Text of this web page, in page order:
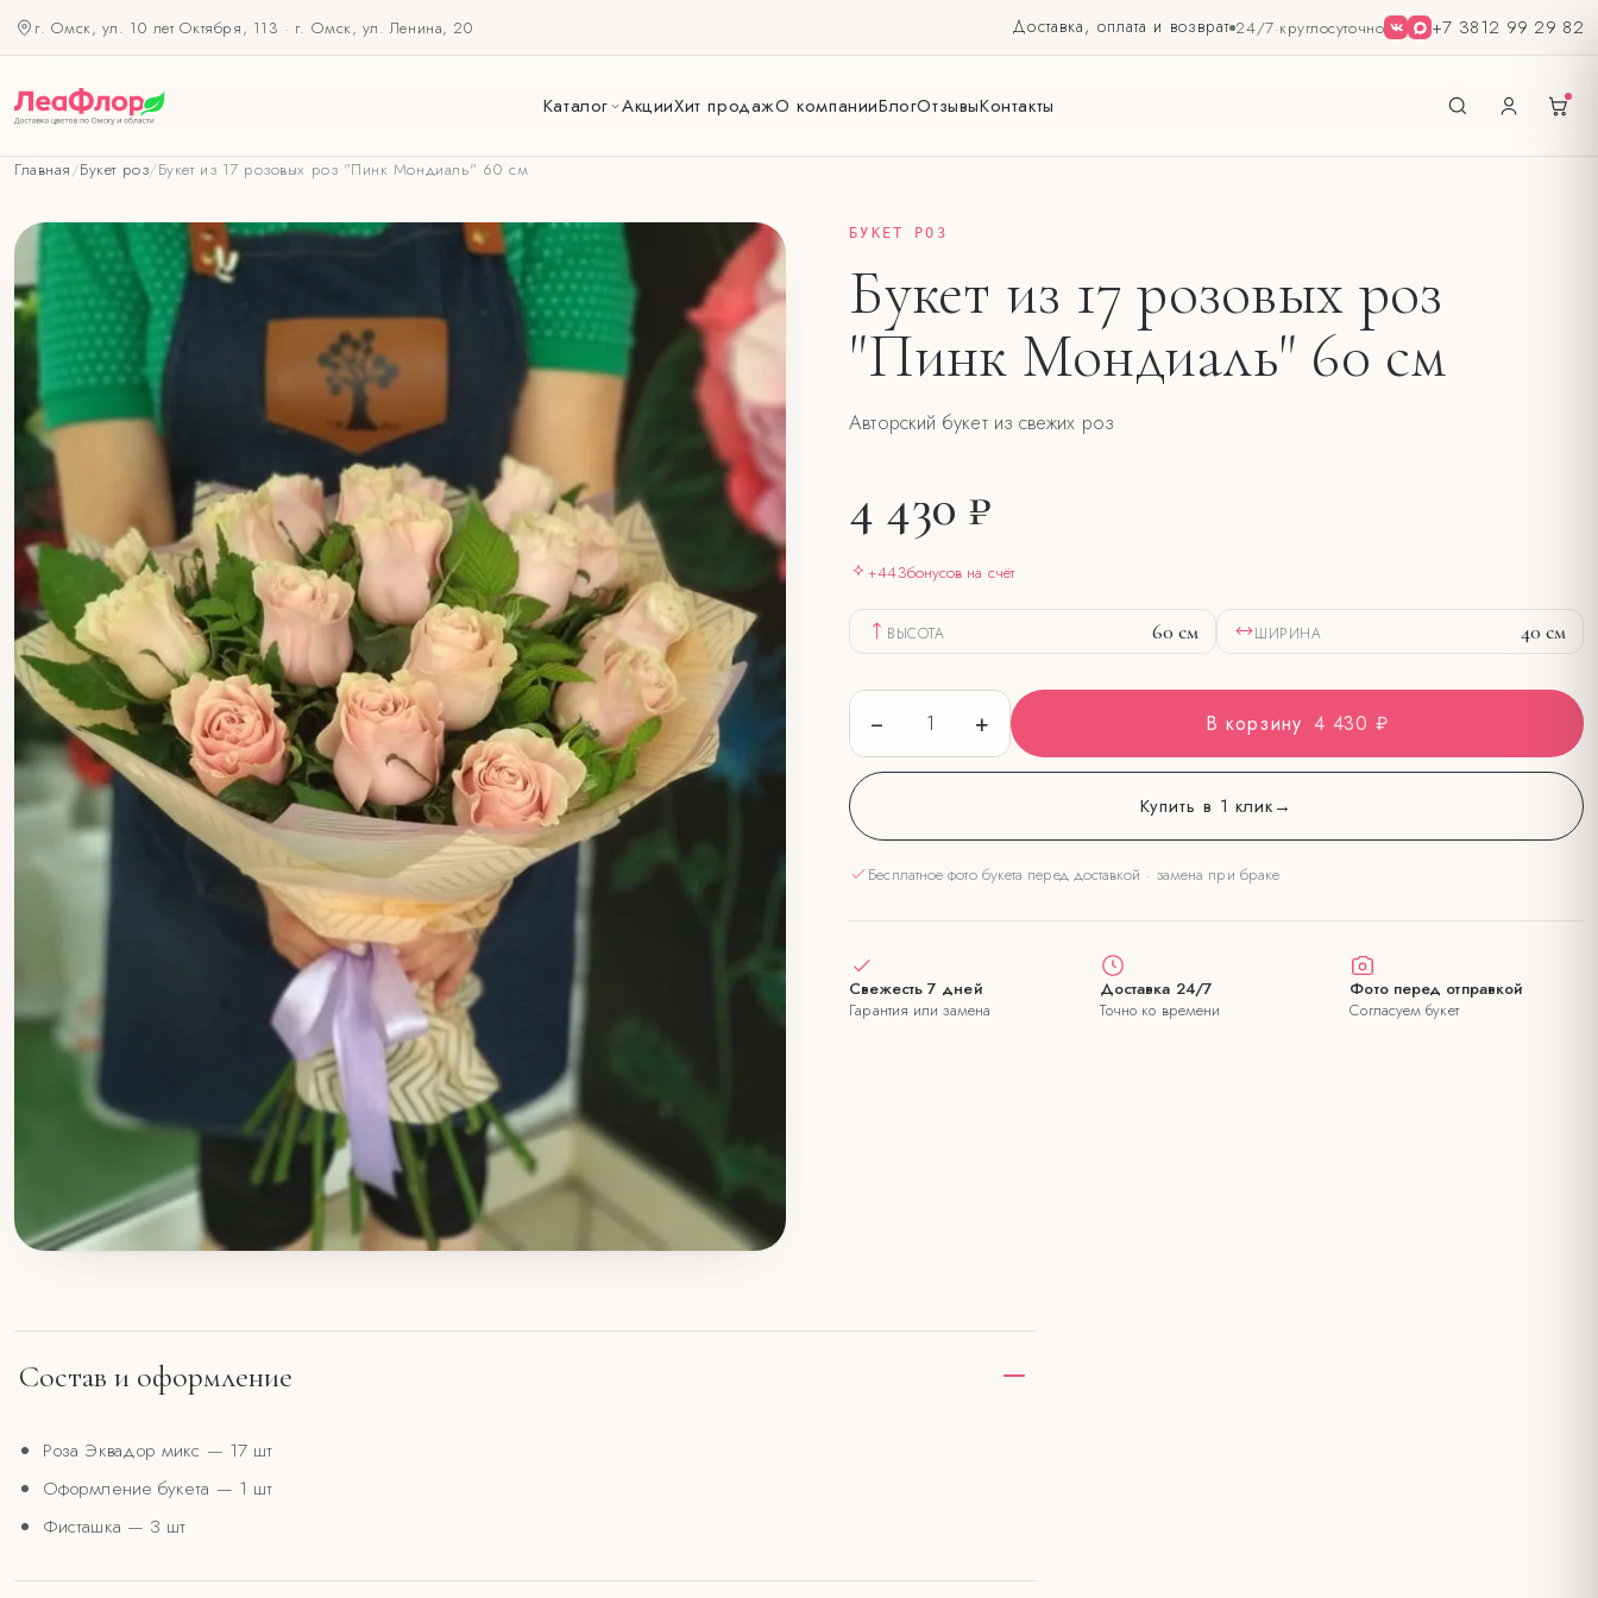
г. Омск, ул. 10 лет Октября, 113 · г. Омск, ул. Ленина, 20 Доставка, оплата и возврат 24/7·круглосуточно +7 3812 99 29 82
Каталог АкцииХит продажО компанииБлогОтзывыКонтакты
Главная/Букет роз/Букет из 17 розовых роз "Пинк Мондиаль" 60 см
БУКЕТ РОЗ
Букет из 17 розовых роз
"Пинк Мондиаль" 60 см
Авторский букет из свежих роз
4 430 ₽
+443бонусов на счёт
ВЫСОТА 60 см ШИРИНА 40 см
− 1 + В корзину 4 430 ₽
Купить в 1 клик→
Бесплатное фото букета перед доставкой · замена при браке
Свежесть 7 дней
Гарантия или замена
Доставка 24/7
Точно ко времени
Фото перед отправкой
Согласуем букет
Состав и оформление
Роза Эквадор микс — 17 шт
Оформление букета — 1 шт
Фисташка — 3 шт